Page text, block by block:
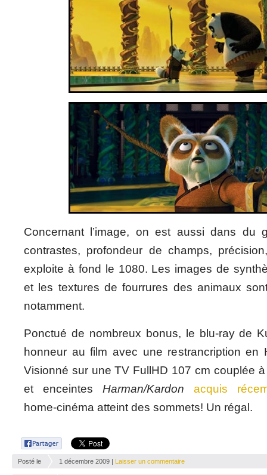
Concernant l’image, on est aussi dans du
contrastes, profondeur de champs,
exploite à fond le 1080. Les images de
et les textures de fourrures des animaux
notamment.
Ponctué de nombreux bonus, le blu-ray de
honneur au film avec une restrancription en
Visionné sur une TV FullHD 107 cm couplée
et enceintes Harman/Kardon
acquis
home-cinéma atteint des sommets! Un régal.
Posté le 1 décembre 2009 | Laisser un commentaire